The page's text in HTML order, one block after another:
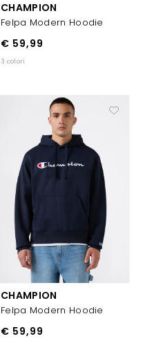
CHAMPION
Felpa Modern Hoodie
€ 59,99
3 colori
CHAMPION
Felpa Modern Hoodie
€ 59,99